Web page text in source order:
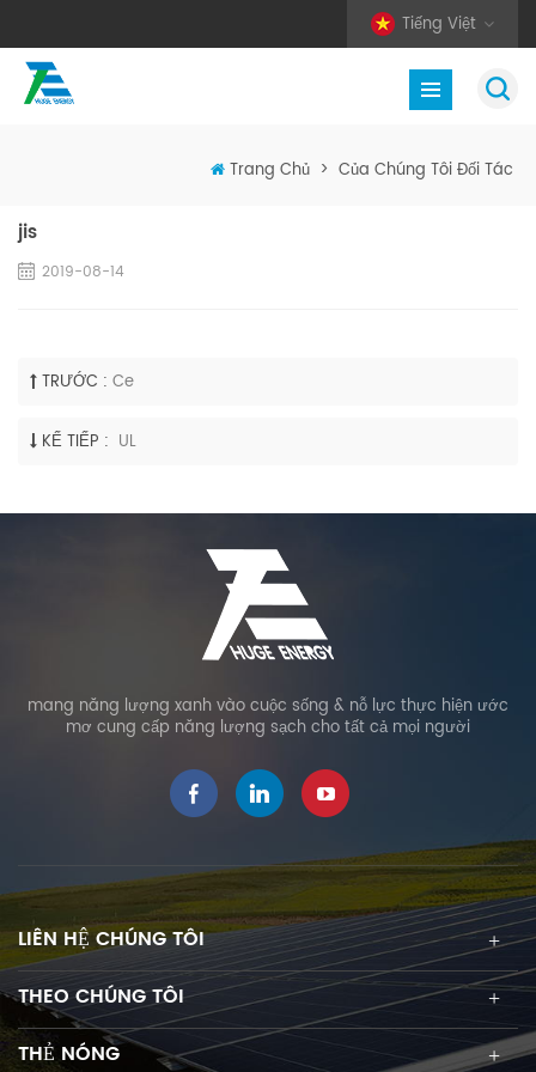
Tiếng Việt
Trang Chủ > Của Chúng Tôi Đối Tác
jis
2019-08-14
TRƯỚC : Ce
KẾ TIẾP : UL
mang năng lượng xanh vào cuộc sống & nỗ lực thực hiện ước
mơ cung cấp năng lượng sạch cho tất cả mọi người
LIÊN HỆ CHÚNG TÔI
THEO CHÚNG TÔI
THẺ NÓNG